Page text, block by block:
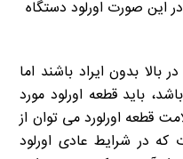
این صورت اورلود دستگاه
بدون ایراد باشند اما
باید قطعه اورلود مورد
قطعه اورلورد می توان از
که در شرایط عادی اورلود